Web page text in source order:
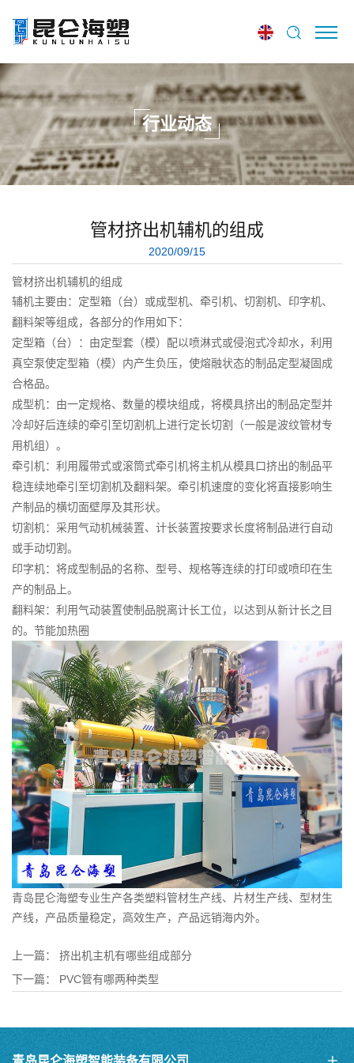
行业动态
管材挤出机辅机的组成
2020/09/15
管材挤出机辅机的组成
辅机主要由：定型箱（台）或成型机、牵引机、切割机、印字机、
翻料架等组成，各部分的作用如下：
定型箱（台）：由定型套（模）配以喷淋式或侵泡式冷却水，利用
真空泵使定型箱（模）内产生负压，使熔融状态的制品定型凝固成
合格品。
成型机：由一定规格、数量的模块组成，将模具挤出的制品定型并
冷却好后连续的牵引至切割机上进行定长切割（一般是波纹管材专
用机组）。
牵引机：利用履带式或滚筒式牵引机将主机从模具口挤出的制品平
稳连续地牵引至切割机及翻料架。牵引机速度的变化将直接影响生
产制品的横切面壁厚及其形状。
切割机：采用气动机械装置、计长装置按要求长度将制品进行自动
或手动切割。
印字机：将成型制品的名称、型号、规格等连续的打印或喷印在生
产的制品上。
翻料架：利用气动装置使制品脱离计长工位，以达到从新计长之目
的。 节能加热圈
青岛昆仑海塑专业生产各类塑料管材生产线、 片材生产线、型材生
产线，产品质量稳定，高效生产，产品远销海内外。
上一篇： 挤出机主机有哪些组成部分
下一篇： PVC管有哪两种类型